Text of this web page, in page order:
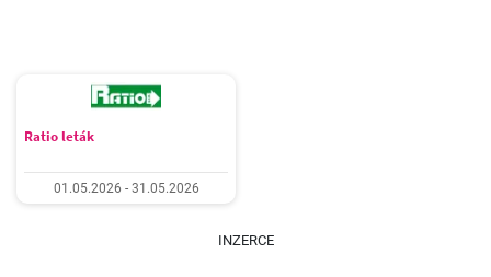
Ratio leták
01.05.2026 - 31.05.2026
INZERCE